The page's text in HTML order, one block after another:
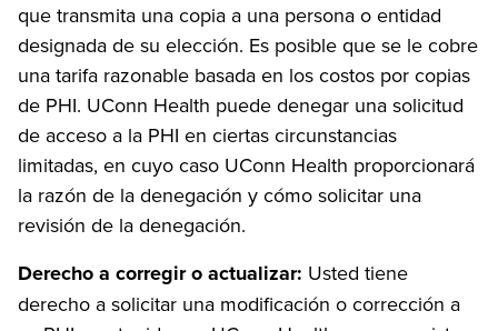
que transmita una copia a una persona o entidad
designada de su elección. Es posible que se le cobre
una tarifa razonable basada en los costos por copias
de PHI. UConn Health puede denegar una solicitud
de acceso a la PHI en ciertas circunstancias
limitadas, en cuyo caso UConn Health proporcionará
la razón de la denegación y cómo solicitar una
revisión de la denegación.
Derecho a corregir o actualizar: Usted tiene
derecho a solicitar una modificación o corrección a